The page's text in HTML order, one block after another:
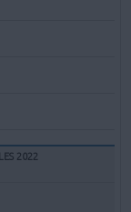
2022